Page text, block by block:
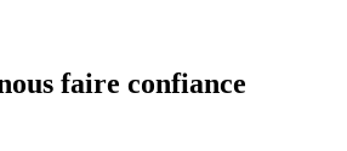
faire confiance